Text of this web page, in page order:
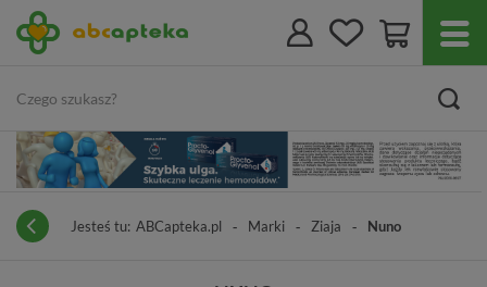
Jesteś tu: ABCapteka.pl Marki Ziaja Nuno